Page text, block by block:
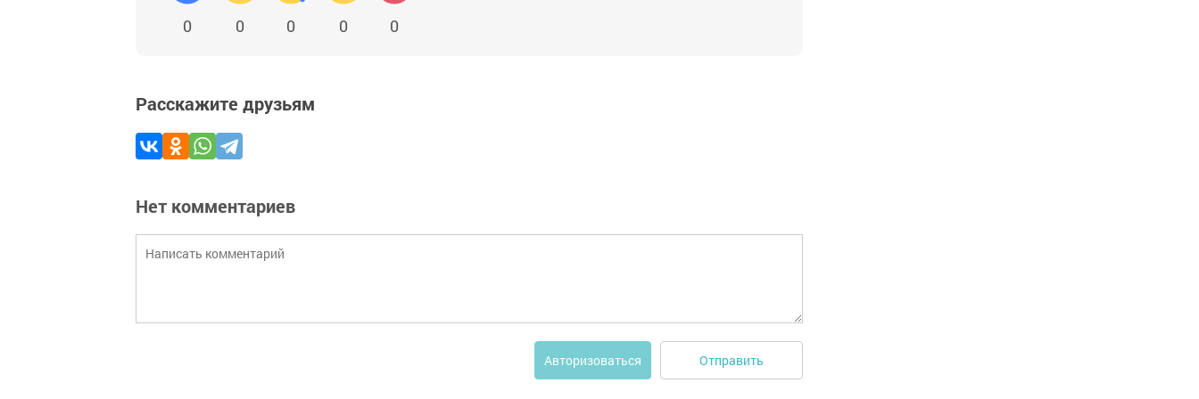
0 0 0 0 0
Расскажите друзьям
Нет комментариев
Авторизоваться Отправить